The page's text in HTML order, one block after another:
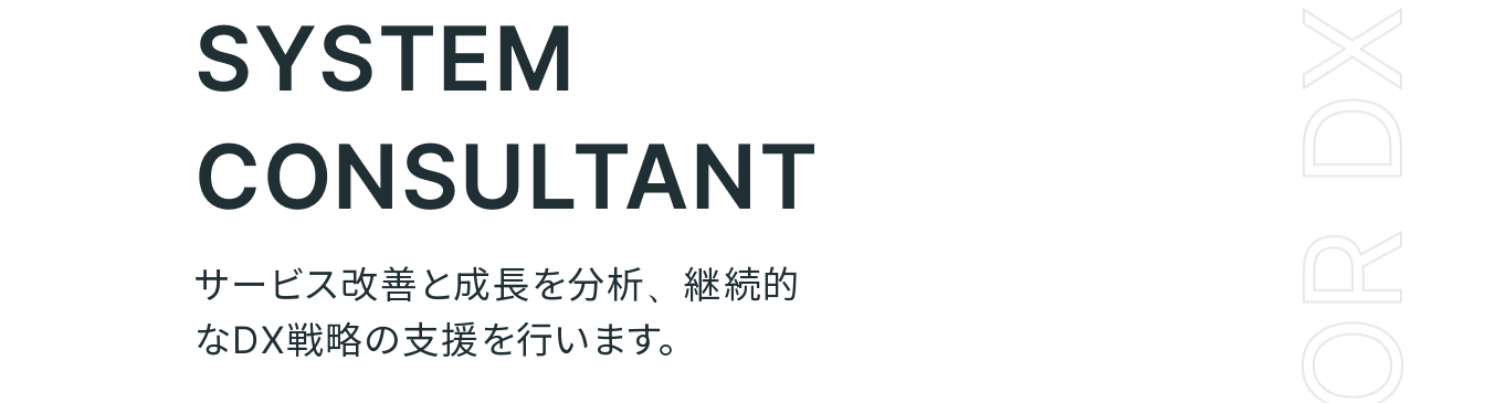
SYSTEM
CONSULTANT
サービス改善と成長を分析、継続的
なDX戦略の支援を行います。